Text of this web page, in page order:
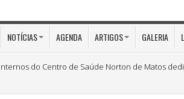
NOTÍCIAS AGENDA ARTIGOS GALERIA
do Centro de Saúde Norton de Matos